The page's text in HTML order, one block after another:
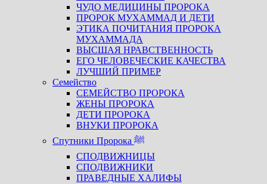
ЧУДО МЕДИЦИНЫ ПРОРОКА
ПРОРОК МУХАММАД И ДЕТИ
ЭТИКА ПОЧИТАНИЯ ПРОРОКА
МУХАММАДА
ВЫСШАЯ НРАВСТВЕННОСТЬ
ЕГО ЧЕЛОВЕЧЕСКИЕ КАЧЕСТВА
ЛУЧШИЙ ПРИМЕР
Семейство
СЕМЕЙСТВО ПРОРОКА
ЖЕНЫ ПРОРОКА
ДЕТИ ПРОРОКА
ВНУКИ ПРОРОКА
Спутники Пророка ﷺ
СПОДВИЖНИЦЫ
СПОДВИЖНИКИ
ПРАВЕДНЫЕ ХАЛИФЫ